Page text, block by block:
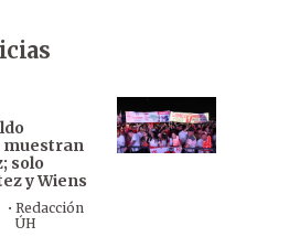
muestran
solo
y Wiens
·Redacción
ÚH